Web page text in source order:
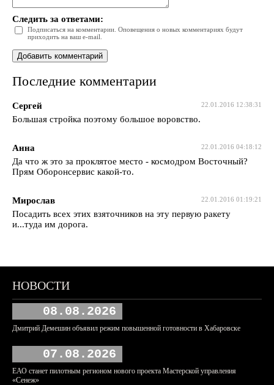
Следить за ответами:
Подписаться на комментарии. Оповещения о новых комментариях будут
приходить на ваш e-mail.
Последние комментарии
22.01.2016 12:38:31
Сергей
Большая стройка поэтому большое воровство.
22.01.2016 04:18:12
Анна
Да что ж это за проклятое место - космодром Восточный?
Прям Оборонсервис какой-то.
22.01.2016 01:19:21
Мирослав
Посадить всех этих взяточников на эту первую ракету
и...туда им дорога.
НОВОСТИ
08.08.2026
Дмитрий Демешин объявил режим повышенной готовности в Хабаровске
07.08.2026
ЕАО станет пилотным регионом нового проекта Мастерской управления
«Сенеж»